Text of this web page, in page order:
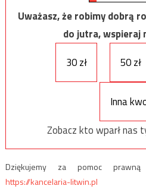
Uważasz, że robimy dobrą
do jutra, wspieraj
30 zł
50 zł
Inna
Zobacz kto wparł nas
Dziękujemy za pomoc
https://kancelaria-litwin.pl